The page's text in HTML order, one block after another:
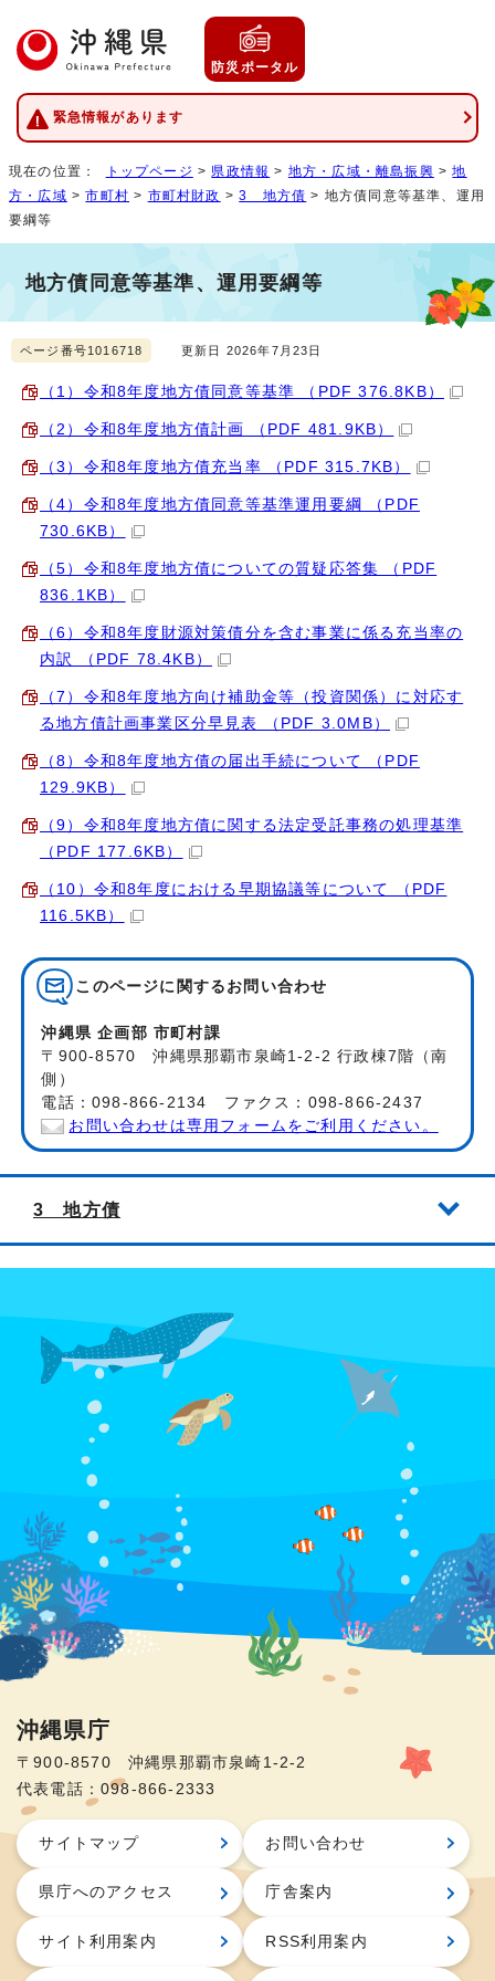
防災ポータル
緊急情報があります
現在の位置： トップページ > 県政情報 > 地方・広域・離島振興 >地
方・広域 >市町村 > 市町村財政 >3 地方債 > 地方債同意等基準、運用
要綱等
地方債同意等基準、運用要綱等
ページ番号1016718 更新日 2026年7月23日
（1）令和8年度地方債同意等基準 （PDF 376.8KB）
（2）令和8年度地方債計画 （PDF 481.9KB）
（3）令和8年度地方債充当率 （PDF 315.7KB）
（4）令和8年度地方債同意等基準運用要綱 （PDF
730.6KB）
（5）令和8年度地方債についての質疑応答集 （PDF
836.1KB）
（6）令和8年度財源対策債分を含む事業に係る充当率の
内訳 （PDF 78.4KB）
（7）令和8年度地方向け補助金等（投資関係）に対応す
る地方債計画事業区分早見表 （PDF 3.0MB）
（8）令和8年度地方債の届出手続について （PDF
129.9KB）
（9）令和8年度地方債に関する法定受託事務の処理基準
（PDF 177.6KB）
（10）令和8年度における早期協議等について （PDF
116.5KB）
このページに関する お問い合わせ
沖縄県 企画部 市町村課
〒900-8570 沖縄県那覇市泉崎1-2-2 行政棟7階（南
側）
電話：098-866-2134 ファクス：098-866-2437
お問い合わせは専用フォームをご利用ください。
3 地方債
沖縄県庁
〒900-8570 沖縄県那覇市泉崎1-2-2
代表電話：098-866-2333
サイトマップ お問い合わせ
県庁へのアクセス 庁舎案内
サイト利用案内 RSS利用案内